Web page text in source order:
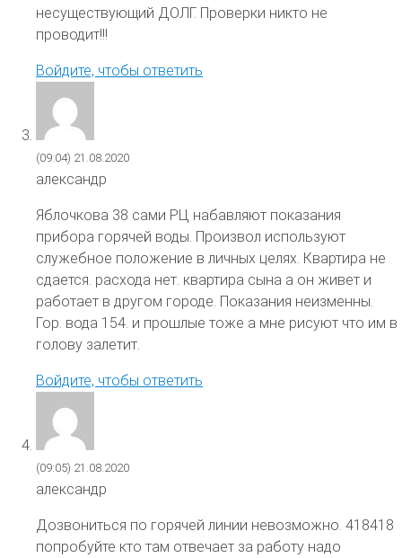
несуществующий ДОЛГ. Проверки никто не
проводит!!!
Войдите, чтобы ответить
(09:04) 21.08.2020
александр
Яблочкова 38 сами РЦ набавляют показания
прибора горячей воды. Произвол используют
служебное положение в личных целях. Квартира не
сдается. расхода нет. квартира сына а он живет и
работает в другом городе. Показания неизменны.
Гор. вода 154. и прошлые тоже а мне рисуют что им в
голову залетит.
Войдите, чтобы ответить
(09:05) 21.08.2020
александр
Дозвониться по горячей линии невозможно. 418418
попробуйте кто там отвечает за работу надо